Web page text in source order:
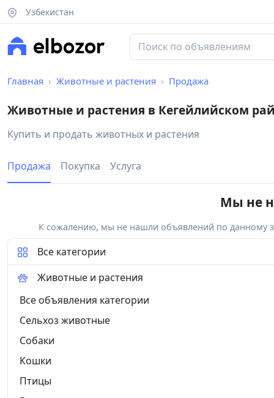
Узбекистан
Главная Животные и растения Продажа
Животные и растения в Кегейлийском
Купить и продать животных и растения
Продажа Покупка Услуга
Мы не
К сожалению, мы не нашли объявлений по данному
Все категории
Животные и растения
Все объявления категории
Сельхоз животные
Собаки
Кошки
Птицы